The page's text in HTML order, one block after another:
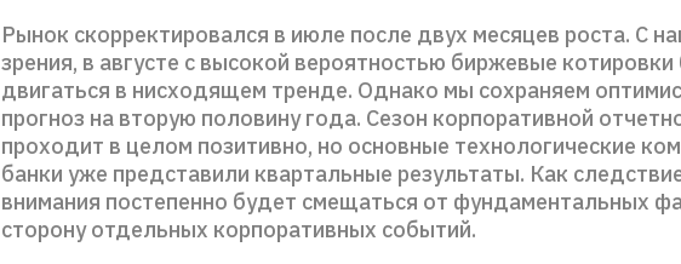
Рынок скорректировался в июле после двух месяцев роста. С
зрения, в августе с высокой вероятностью биржевые котировки
двигаться в нисходящем тренде. Однако мы сохраняем
прогноз на вторую половину года. Сезон корпоративной
проходит в целом позитивно, но основные технологические
банки уже представили квартальные результаты. Как
внимания постепенно будет смещаться от фундаментальных
сторону отдельных корпоративных событий.